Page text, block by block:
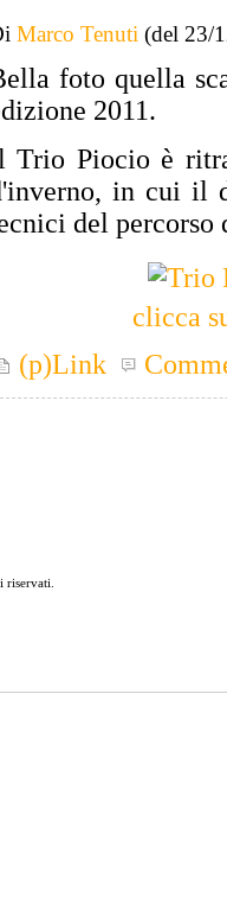
Marco Tenuti (del 23/
foto quella
2011.
Trio Piocio è
in cui il
del percorso
clicca
(p)Link